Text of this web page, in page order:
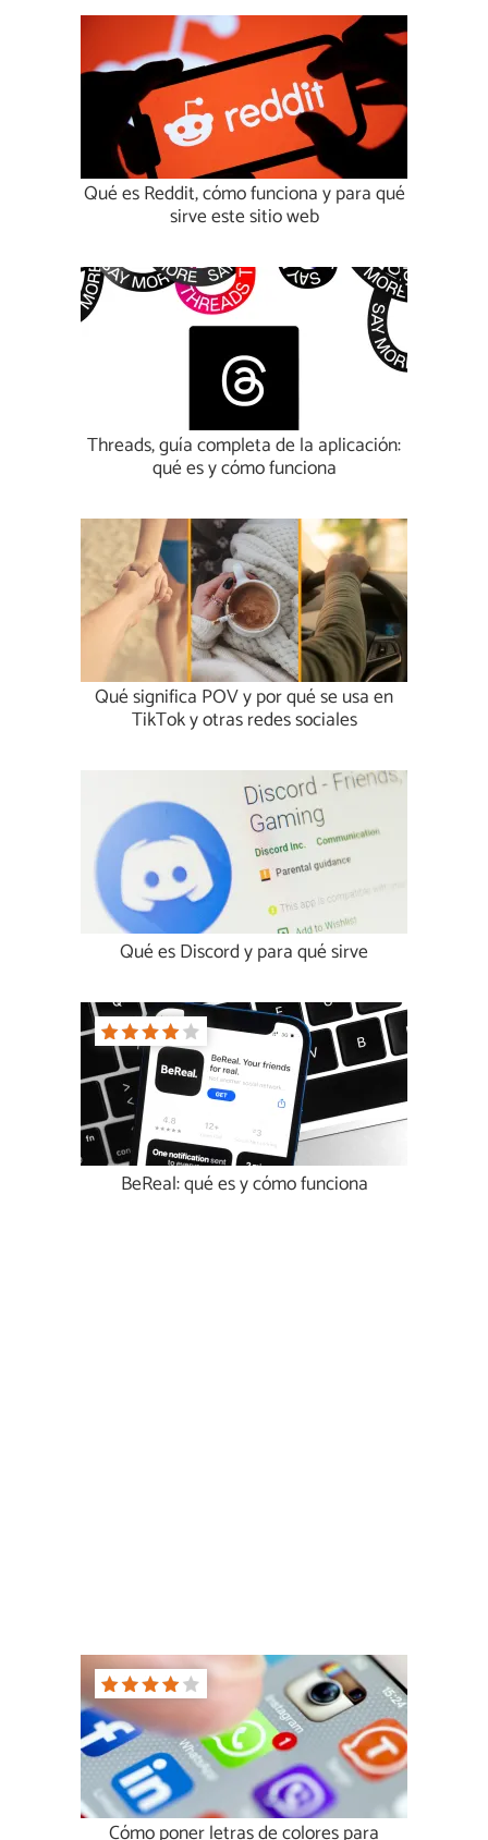
Qué es Reddit, cómo funciona y para qué
sirve este sitio web
Threads, guía completa de la aplicación:
qué es y cómo funciona
Qué significa POV y por qué se usa en
TikTok y otras redes sociales
Qué es Discord y para qué sirve
BeReal: qué es y cómo funciona